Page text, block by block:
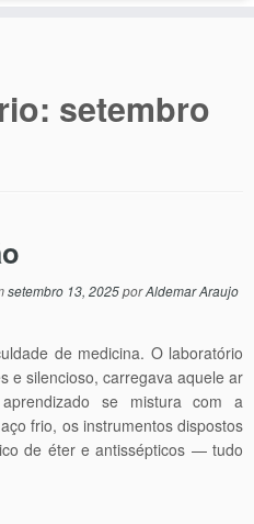
setembro
setembro 13, 2025porAldemar Araujo
de medicina. O laboratório
e silencioso, carregava aquele ar
se mistura com a
frio, os instrumentos dispostos
de éter e antissépticos — tudo